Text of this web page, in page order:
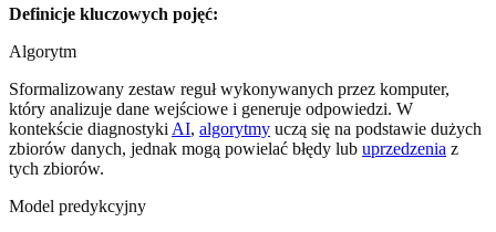
Definicje kluczowych pojęć:
Algorytm
Sformalizowany zestaw reguł wykonywanych przez komputer,
który analizuje dane wejściowe i generuje odpowiedzi. W
kontekście diagnostyki AI, algorytmy uczą się na podstawie dużych
zbiorów danych, jednak mogą powielać błędy lub uprzedzenia z
tych zbiorów.
Model predykcyjny